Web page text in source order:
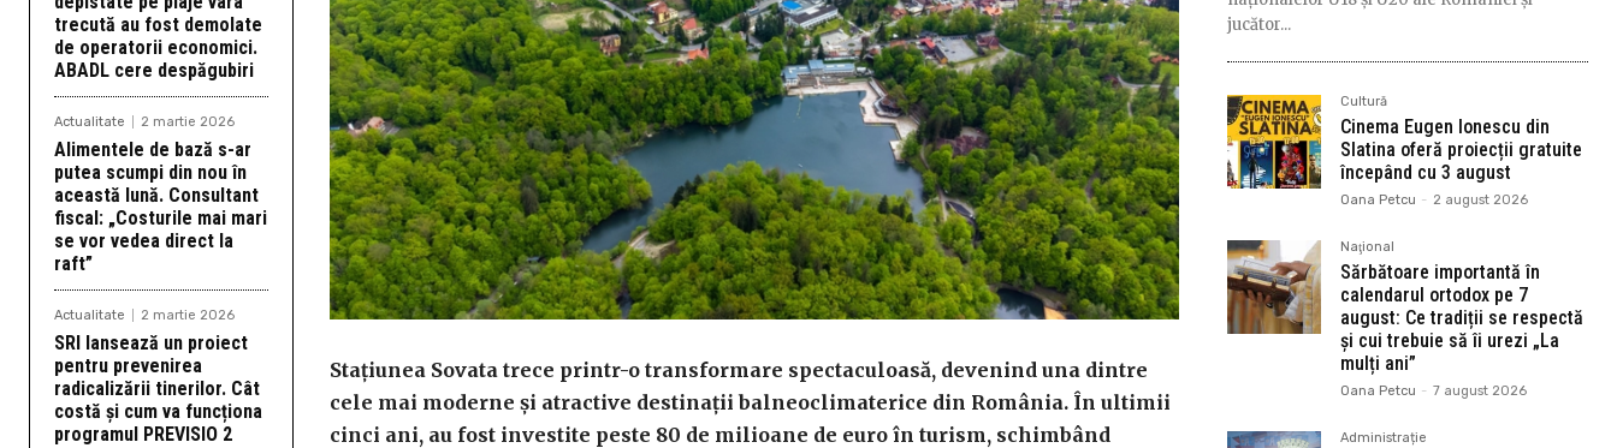
trecută au fost demolate
de operatorii economici.
ABADL cere despăgubiri
Actualitate 2 martie 2026
Alimentele de bază s-ar
putea scumpi din nou în
această lună. Consultant
fiscal: „Costurile mai mari
se vor vedea direct la
raft”
Actualitate 2 martie 2026
SRI lansează un proiect
pentru prevenirea
radicalizării tinerilor. Cât
costă și cum va funcționa
programul PREVISIO 2
Stațiunea Sovata trece printr-o transformare spectaculoasă, devenind una dintre
cele mai moderne și atractive destinații balneoclimaterice din România. În ultimii
cinci ani, au fost investite peste 80 de milioane de euro în turism, schimbând
jucător...
Cultură
Cinema Eugen Ionescu din
Slatina oferă proiecții gratuite
începând cu 3 august
Oana Petcu - 2 august 2026
Naţional
Sărbătoare importantă în
calendarul ortodox pe 7
august: Ce tradiții se respectă
și cui trebuie să îi urezi „La
mulți ani”
Oana Petcu - 7 august 2026
Administrație